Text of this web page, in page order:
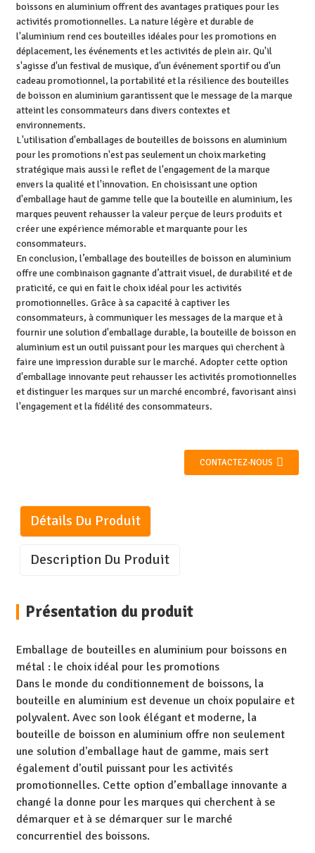
boissons en aluminium offrent des avantages pratiques pour les
activités promotionnelles. La nature légère et durable de
l'aluminium rend ces bouteilles idéales pour les promotions en
déplacement, les événements et les activités de plein air. Qu'il
s'agisse d'un festival de musique, d'un événement sportif ou d'un
cadeau promotionnel, la portabilité et la résilience des bouteilles
de boisson en aluminium garantissent que le message de la marque
atteint les consommateurs dans divers contextes et
environnements.
L'utilisation d'emballages de bouteilles de boissons en aluminium
pour les promotions n'est pas seulement un choix marketing
stratégique mais aussi le reflet de l'engagement de la marque
envers la qualité et l'innovation. En choisissant une option
d'emballage haut de gamme telle que la bouteille en aluminium, les
marques peuvent rehausser la valeur perçue de leurs produits et
créer une expérience mémorable et marquante pour les
consommateurs.
En conclusion, l’emballage des bouteilles de boisson en aluminium
offre une combinaison gagnante d’attrait visuel, de durabilité et de
praticité, ce qui en fait le choix idéal pour les activités
promotionnelles. Grâce à sa capacité à captiver les
consommateurs, à communiquer les messages de la marque et à
fournir une solution d'emballage durable, la bouteille de boisson en
aluminium est un outil puissant pour les marques qui cherchent à
faire une impression durable sur le marché. Adopter cette option
d'emballage innovante peut rehausser les activités promotionnelles
et distinguer les marques sur un marché encombré, favorisant ainsi
l'engagement et la fidélité des consommateurs.
CONTACTEZ-NOUS
Détails Du Produit
Description Du Produit
Présentation du produit
Emballage de bouteilles en aluminium pour boissons en
métal : le choix idéal pour les promotions
Dans le monde du conditionnement de boissons, la
bouteille en aluminium est devenue un choix populaire et
polyvalent. Avec son look élégant et moderne, la
bouteille de boisson en aluminium offre non seulement
une solution d'emballage haut de gamme, mais sert
également d'outil puissant pour les activités
promotionnelles. Cette option d’emballage innovante a
changé la donne pour les marques qui cherchent à se
démarquer et à se démarquer sur le marché
concurrentiel des boissons.